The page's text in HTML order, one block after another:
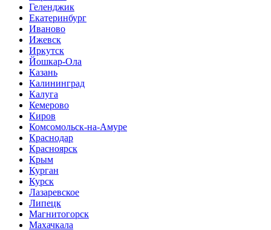
Геленджик
Екатеринбург
Иваново
Ижевск
Иркутск
Йошкар-Ола
Казань
Калининград
Калуга
Кемерово
Киров
Комсомольск-на-Амуре
Краснодар
Красноярск
Крым
Курган
Курск
Лазаревское
Липецк
Магнитогорск
Махачкала